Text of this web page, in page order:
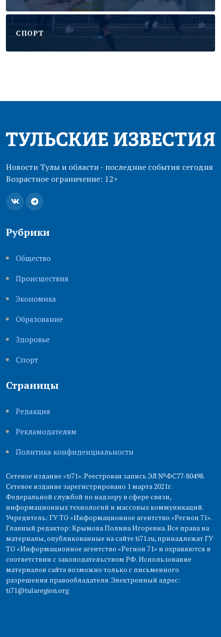
CПОРТ
Новости Тулы и области - последние события сегодня
Возрастное ограничение: 12+
Рубрики
Общество
Происшествия
Экономика
Образование
Здоровье
Cпорт
Страницы
Редакция
Рекламодателям
Политика конфиденциальности
Сетевое издание «ti71». Реестровая запись ЭЛ №ФС77-80498.
Сетевое издание зарегистрировано 1 марта 2021г.
Федеральной службой по надзору в сфере связи,
информационных технологий и массовых коммуникаций.
Учредитель: ГУ ТО «Информационное агентство «Регион 71».
Главный редактор: Крымова Полина Игоревна. Все права на
материалы, опубликованные на сайте ti71.ru, принадлежат ГУ
ТО «Информационное агентство «Регион 71» и охраняются в
соответствии с законодательством РФ. Использование
материалов сайта возможно только с письменного
разрешения правообладателя. Электронный адрес:
ti71@tularegion.org